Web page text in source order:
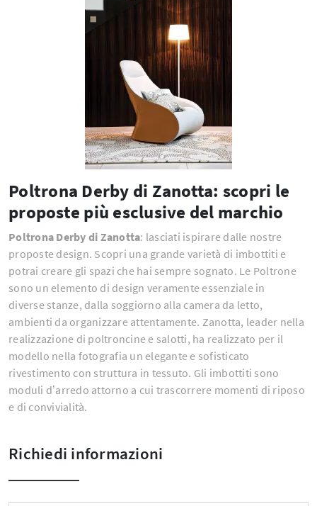
Poltrona Derby di Zanotta: scopri le
proposte più esclusive del marchio
Poltrona Derby di Zanotta: lasciati ispirare dalle nostre
proposte design. Scopri una grande varietà di imbottiti e
potrai creare gli spazi che hai sempre sognato. Le Poltrone
sono un elemento di design veramente essenziale in
diverse stanze, dalla soggiorno alla camera da letto,
ambienti da organizzare attentamente. Zanotta, leader nella
realizzazione di poltroncine e salotti, ha realizzato per il
modello nella fotografia un elegante e sofisticato
rivestimento con struttura in tessuto. Gli imbottiti sono
moduli d’arredo attorno a cui trascorrere momenti di riposo
e di convivialità.
Richiedi informazioni